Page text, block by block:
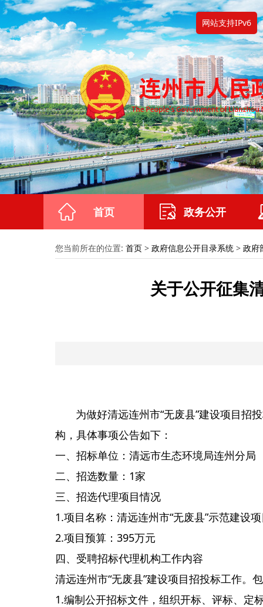
网站支持IPv6
首页 政务公开
您当前所在的位置: 首页 > 政府信息公开目录系统 > 政府
关于公开征集
为做好清远连州市“无废县”建设项目招
构，具体事项公告如下：
一、招标单位：清远市生态环境局连州分局
二、招选数量：1家
三、招选代理项目情况
1.项目名称：清远连州市“无废县”示范建设
2.项目预算：395万元
四、受聘招标代理机构工作内容
清远连州市“无废县”建设项目招投标工作。
1.编制公开招标文件，组织开标、评标、定